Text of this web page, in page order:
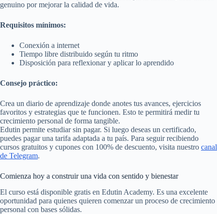
genuino por mejorar la calidad de vida.
Requisitos mínimos:
Conexión a internet
Tiempo libre distribuido según tu ritmo
Disposición para reflexionar y aplicar lo aprendido
Consejo práctico:
Crea un diario de aprendizaje donde anotes tus avances, ejercicios
favoritos y estrategias que te funcionen. Esto te permitirá medir tu
crecimiento personal de forma tangible.
Edutin permite estudiar sin pagar. Si luego deseas un certificado,
puedes pagar una tarifa adaptada a tu país. Para seguir recibiendo
cursos gratuitos y cupones con 100% de descuento, visita nuestro canal
de Telegram.
Comienza hoy a construir una vida con sentido y bienestar
El curso está disponible gratis en Edutin Academy. Es una excelente
oportunidad para quienes quieren comenzar un proceso de crecimiento
personal con bases sólidas.